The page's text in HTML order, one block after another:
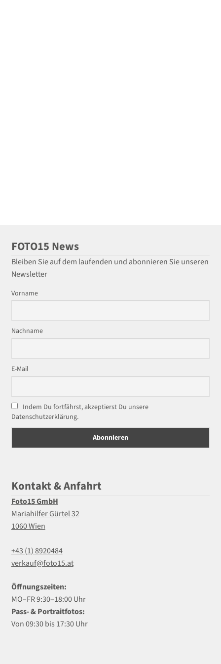
FOTO15 News
Bleiben Sie auf dem laufenden und abonnieren Sie unseren
Newsletter
Vorname
Nachname
E-Mail
Indem Du fortfährst, akzeptierst Du unsere
Datenschutzerklärung.
Kontakt & Anfahrt
Foto15 GmbH
Mariahilfer Gürtel 32
1060 Wien
+43 (1) 8920484
verkauf@foto15.at
Öffnungszeiten:
MO–FR 9:30–18:00 Uhr
Pass- & Portraitfotos:
Von 09:30 bis 17:30 Uhr